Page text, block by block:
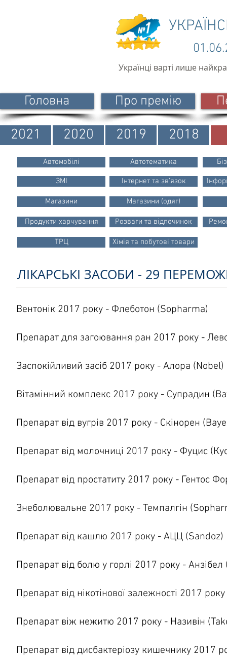
Українці варті лише
Головна Про премію
2021 2020 2019 2018
Автомобілі Автотематика
ЗМІ Інтернет та зв'язок
Магазини Магазини (одяг)
Продукти харчування Розваги та відпочинок
ТРЦ Хімія та побутові товари
ЛІКАРСЬКІ ЗАСОБИ - 29
Вентонік 2017 року - Флеботон (Sopharma)
Препарат для загоювання ран 2017 року -
Заспокійливий засіб 2017 року - Алора (Nobel)
Вітамінний комплекс 2017 року - Супрадин
Препарат від вугрів 2017 року - Скінорен
Препарат від молочниці 2017 року - Фуцис
Препарат від простатиту 2017 року - Гентос
Знеболювальне 2017 року - Темпалгін (
Препарат від кашлю 2017 року - АЦЦ (Sandoz)
Препарат від болю у горлі 2017 року - Анзібел
Препарат від нікотінової залежності 2017
Препарат віж нежитю 2017 року - Називін
Препарат від дисбактеріозу кишечнику 2017